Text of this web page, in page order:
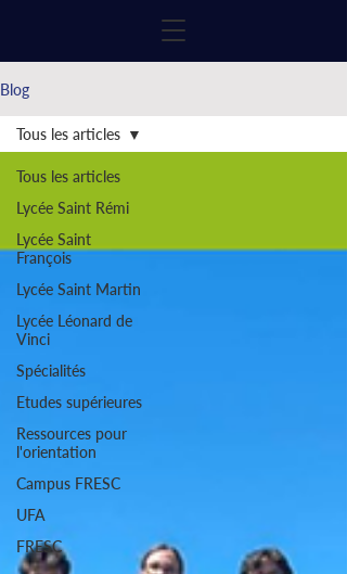
Blog
Tous les articles
Lycée Saint Rémi
Lycée Saint
François
Lycée Saint Martin
Lycée Léonard de
Vinci
Spécialités
Etudes supérieures
Ressources pour
l'orientation
Campus FRESC
UFA
FRESC
Tous les articles